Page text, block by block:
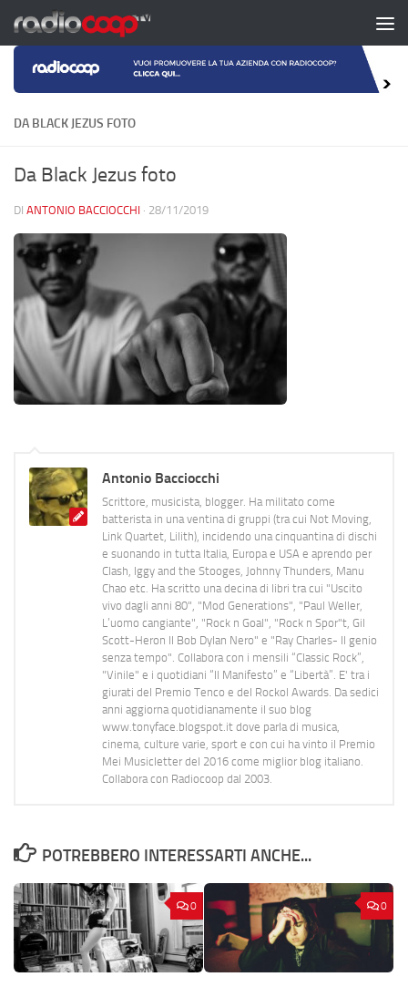
Salta al contenuto
DA BLACK JEZUS FOTO
Da Black Jezus foto
DI ANTONIO BACCIOCCHI · 28/11/2019
Antonio Bacciocchi
Scrittore, musicista, blogger. Ha militato come
batterista in una ventina di gruppi (tra cui Not Moving,
Link Quartet, Lilith), incidendo una cinquantina di dischi
e suonando in tutta Italia, Europa e USA e aprendo per
Clash, Iggy and the Stooges, Johnny Thunders, Manu
Chao etc. Ha scritto una decina di libri tra cui "Uscito
vivo dagli anni 80", "Mod Generations", "Paul Weller,
L’uomo cangiante", "Rock n Goal", "Rock n Spor"t, Gil
Scott-Heron Il Bob Dylan Nero" e "Ray Charles- Il genio
senza tempo". Collabora con i mensili “Classic Rock”,
"Vinile" e i quotidiani “Il Manifesto” e “Libertà”. E' tra i
giurati del Premio Tenco e del Rockol Awards. Da sedici
anni aggiorna quotidianamente il suo blog
www.tonyface.blogspot.it dove parla di musica,
cinema, culture varie, sport e con cui ha vinto il Premio
Mei Musicletter del 2016 come miglior blog italiano.
Collabora con Radiocoop dal 2003.
POTREBBERO INTERESSARTI ANCHE...
0 0